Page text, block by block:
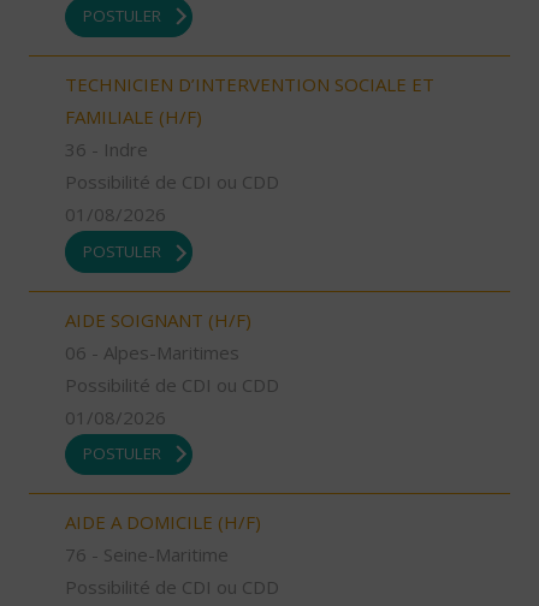
POSTULER
TECHNICIEN D’INTERVENTION SOCIALE ET
FAMILIALE (H/F)
36 - Indre
Possibilité de CDI ou CDD
01/08/2026
POSTULER
AIDE SOIGNANT (H/F)
06 - Alpes-Maritimes
Possibilité de CDI ou CDD
01/08/2026
POSTULER
AIDE A DOMICILE (H/F)
76 - Seine-Maritime
Possibilité de CDI ou CDD